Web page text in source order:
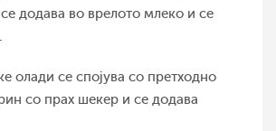
додава во врелото млеко и се
олади се спојува со претходно
со прах шекер и се додава